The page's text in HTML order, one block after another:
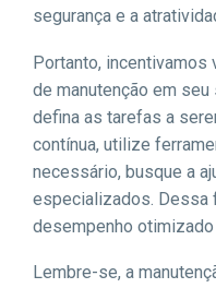
segurança e a
Portanto, incentivamos
de manutenção em seu
defina as tarefas a
contínua, utilize
necessário, busque a
especializados. Dessa
desempenho
Lembre-se, a